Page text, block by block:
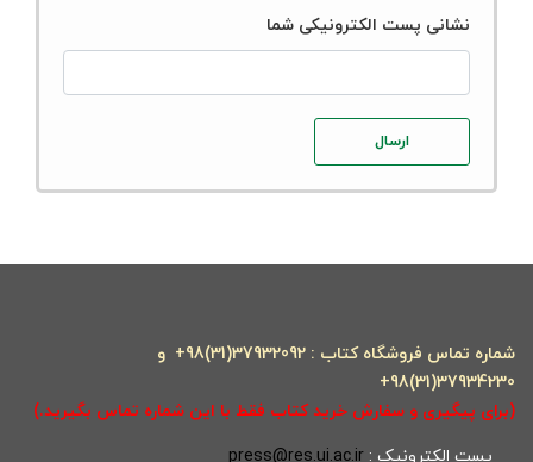
نشانی پست الکترونیکی شما
شماره تماس فروشگاه کتاب : 37932092(31)98+ و
37934230(31)98+
(برای پیگیری و سفارش خرید کتاب فقط با این شماره تماس بگیرید.)
پست الکترونیک : press@res.ui.ac.ir